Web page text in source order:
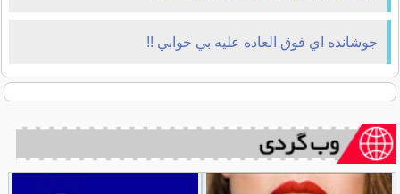
جوشانده اي فوق العاده عليه بي خوابي !!